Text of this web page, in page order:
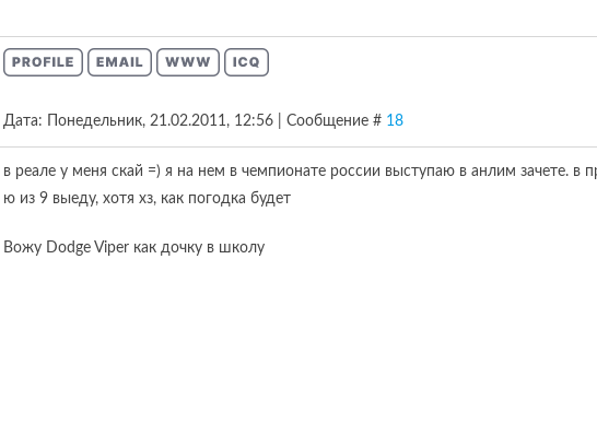
Дата: Понедельник, 21.02.2011, 12:56 | Сообщение # 18
в реале у меня скай =) я на нем в чемпионате россии выступаю в анлим зачете.
ю из 9 выеду, хотя хз, как погодка будет
Вожу Dodge Viper как дочку в школу